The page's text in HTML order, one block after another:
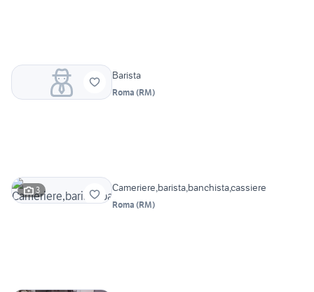
Barista
Roma (RM)
3 Cameriere,barista,banchista,cassiere
Roma (RM)